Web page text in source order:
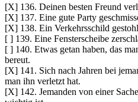
[X] 136. Deinen besten Freund
[X] 137. Eine gute Party
[X] 138. Ein Verkehrsschild
[ ] 139. Eine Fensterscheibe
[ ] 140. Etwas getan haben, das
bereut.
[X] 141. Sich nach Jahren bei
man ihn verletzt hat.
[X] 142. Jemanden von einer